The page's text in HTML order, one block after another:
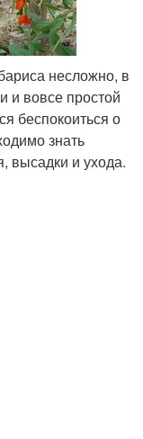
несложно, в
и вовсе простой
беспокоиться о
знать
высадки и ухода.